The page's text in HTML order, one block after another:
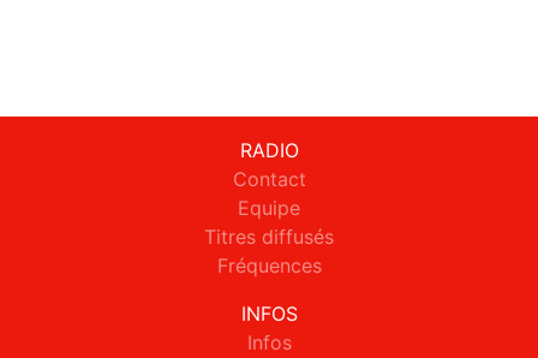
RADIO
Contact
Equipe
Titres diffusés
Fréquences
INFOS
Infos